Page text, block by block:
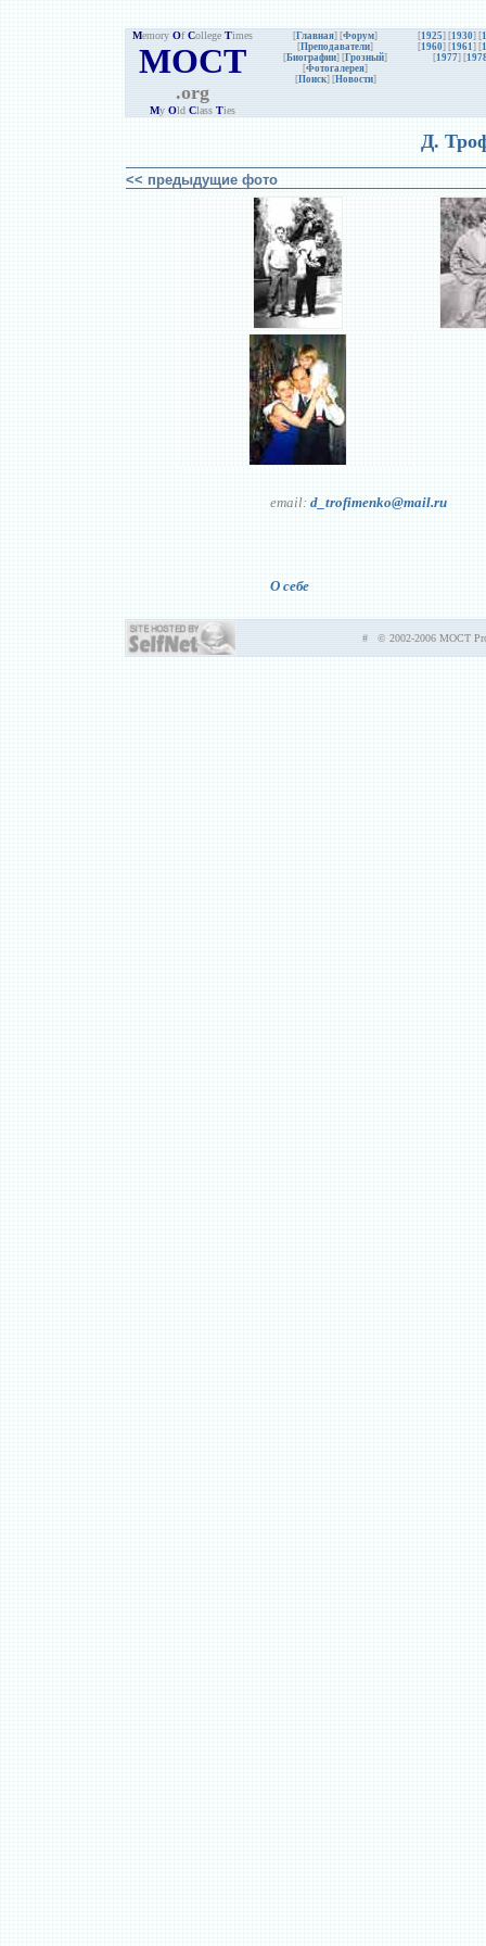
Memory Of College Times
MOCT
.org
My Old Class Ties
[Главная] [Форум]
[Преподаватели]
[Биографии] [Грозный]
[Фотогалерея]
[Поиск] [Новости]
[1925] [1930] [
[1960] [1961] [
[1977] [
Д.
<< предыдущие фото
email: d_trofimenko@mail.ru
О себе
# © 2002-2006 MOCT